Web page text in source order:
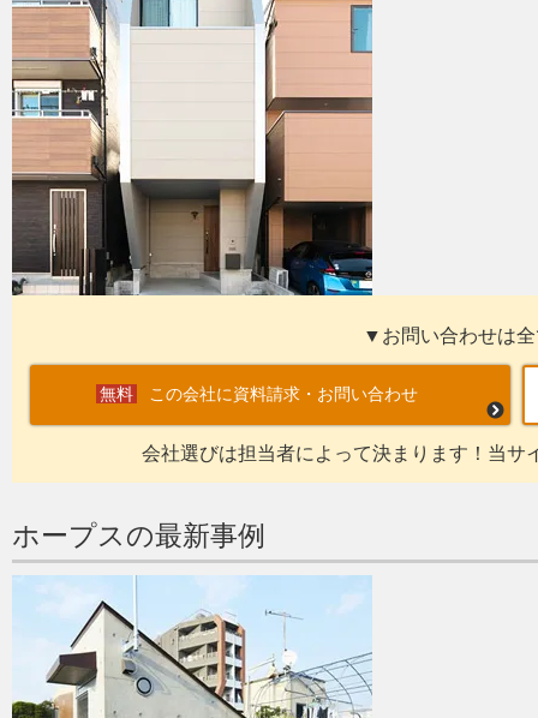
▼お問い合わせは
この会社に資料請求・お問い合わせ
会社選びは担当者によって決まります！当サ
ホープスの最新事例